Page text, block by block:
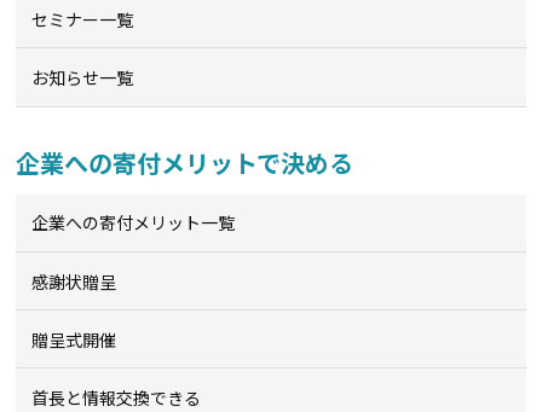
セミナー一覧
お知らせ一覧
企業への寄付メリットで決める
企業への寄付メリット一覧
感謝状贈呈
贈呈式開催
首長と情報交換できる